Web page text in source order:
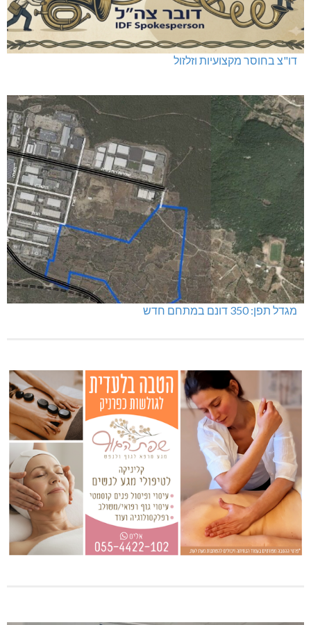
דו"צ בחוסר מקצועיות וזלזול
מגדל תפן: 350 דונם במתחם חדש